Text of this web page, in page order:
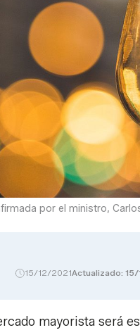
por el ministro,
15/12/2021Actualizado:
mayorista será